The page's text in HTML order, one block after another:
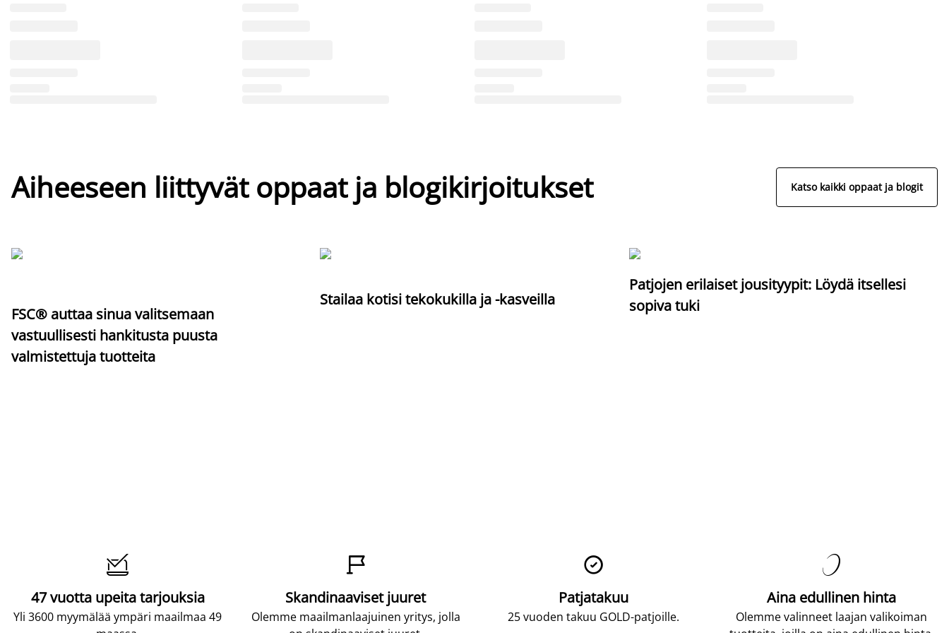
Aiheeseen liittyvät oppaat ja blogikirjoitukset Katso kaikki oppaat ja blogit
FSC® auttaa sinua valitsemaan
vastuullisesti hankitusta puusta
valmistettuja tuotteita
Stailaa kotisi tekokukilla ja -kasveilla
Patjojen erilaiset jousityypit: Löydä itsellesi
sopiva tuki

47 vuotta upeita tarjouksia
Yli 3600 myymälää ympäri maailmaa 49

Skandinaaviset juuret
Olemme maailmanlaajuinen yritys, jolla

Patjatakuu
25 vuoden takuu GOLD-patjoille.

Aina edullinen hinta
Olemme valinneet laajan valikoiman